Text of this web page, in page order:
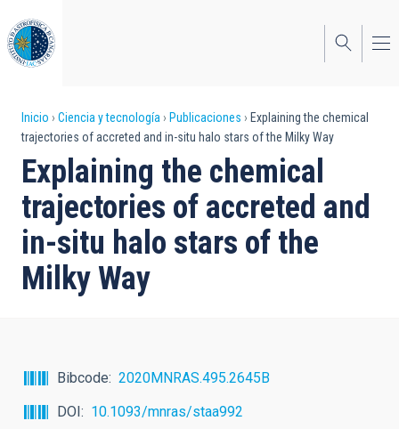
al
contenido
principal
Sobrescribir
enlaces
de
ayuda
a
la
Inicio Ciencia y tecnología Publicaciones
Explaining the chemical
trajectories of accreted and in-situ halo stars of the Milky Way
Explaining the chemical
trajectories of accreted and
in-situ halo stars of the
Milky Way
Bibcode
2020MNRAS.495.2645B
DOI
10.1093/mnras/staa992